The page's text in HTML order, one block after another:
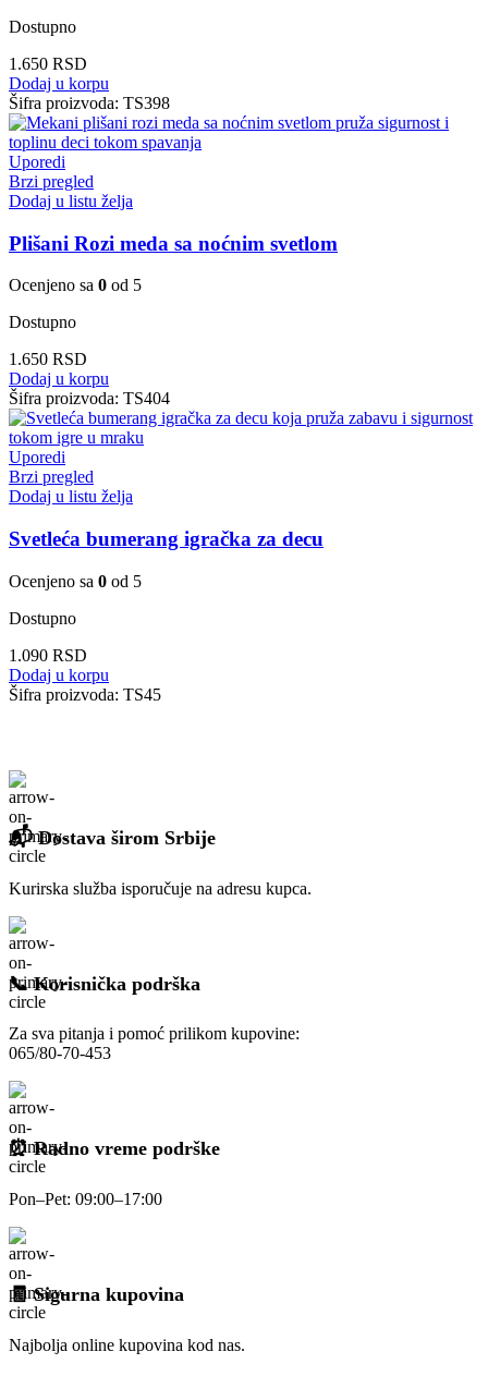
Dostupno
1.650 RSD
Dodaj u korpu
Šifra proizvoda: TS398
Uporedi
Brzi pregled
Dodaj u listu želja
Plišani Rozi meda sa noćnim svetlom
Ocenjeno sa 0 od 5
Dostupno
1.650 RSD
Dodaj u korpu
Šifra proizvoda: TS404
Uporedi
Brzi pregled
Dodaj u listu želja
Svetleća bumerang igračka za decu
Ocenjeno sa 0 od 5
Dostupno
1.090 RSD
Dodaj u korpu
Šifra proizvoda: TS45
📬 Dostava širom Srbije
Kurirska služba isporučuje na adresu kupca.
📞 Korisnička podrška
Za sva pitanja i pomoć prilikom kupovine:
065/80-70-453
⏰ Radno vreme podrške
Pon–Pet: 09:00–17:00
🧾 Sigurna kupovina
Najbolja online kupovina kod nas.